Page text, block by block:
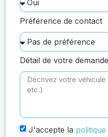
Préférence de contact
Détail de votre demande
J'accepte la